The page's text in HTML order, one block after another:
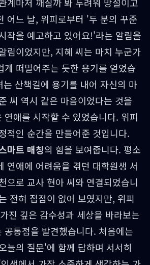
어느 날, 위피로부터 '두 분의 꾸준
작을 예고하고 있어요!'라는 알림을
림이었지만, 지혜 씨는 마치 누군가
게 떠밀어주는 듯한 용기를 얻었습
산책길에 용기를 내어 자신의 마
씨 역시 같은 마음이었다는 것을
연애를 시작할 수 있었습니다. 위피
적인 순간을 만들어준 것입니다.
마트 매칭의 힘을 보여줍니다. 평소
연애에 어려움을 겪던 대학원생 서
으로 교사 현아 씨와 연결되었습니
전혀 접점이 없어 보였지만, 위피
진 깊은 감수성과 세상을 바라보는
공통점을 발견했습니다. 처음에는
늘의 질문'에 함께 답하며 서서히